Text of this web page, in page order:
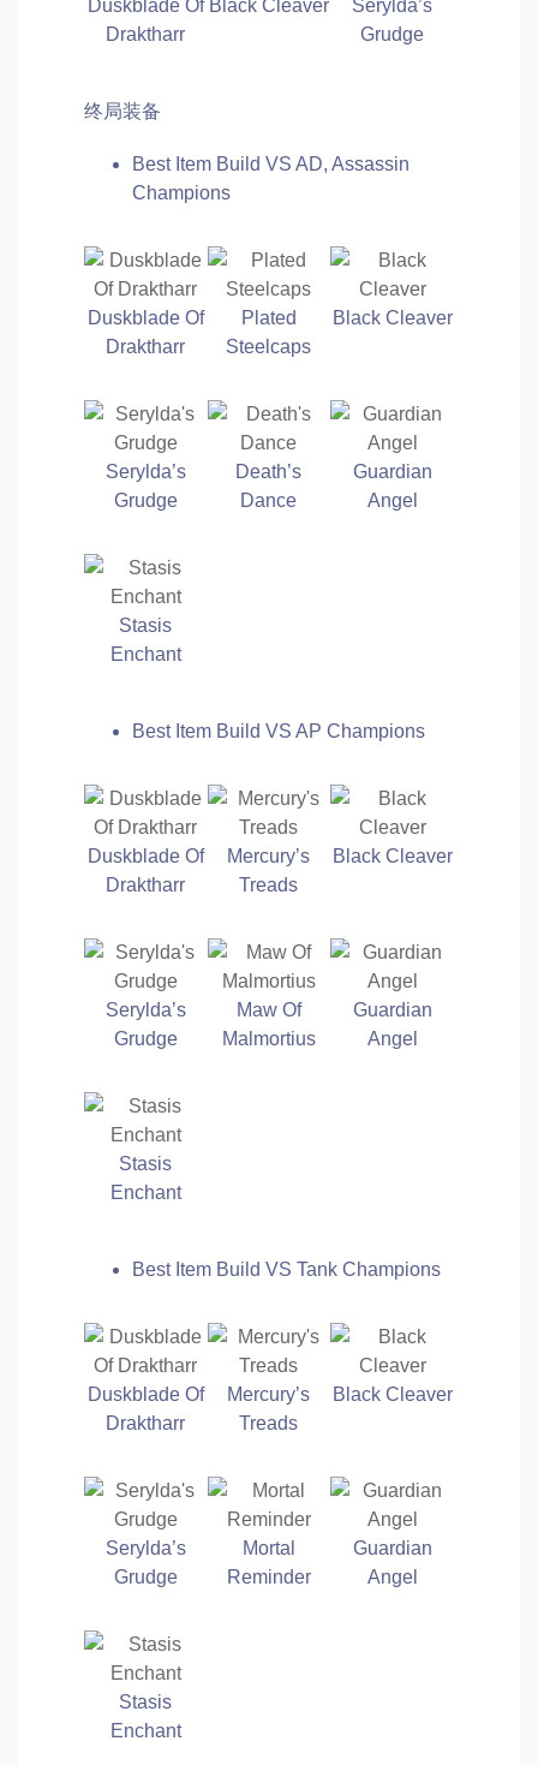
Duskblade Of
Draktharr
Black Cleaver
Serylda’s
Grudge
终局装备
Best Item Build VS AD, Assassin
Champions
Duskblade Of
Draktharr
Plated
Steelcaps
Black Cleaver
Serylda’s
Grudge
Death’s
Dance
Guardian
Angel
Stasis
Enchant
Best Item Build VS AP Champions
Duskblade Of
Draktharr
Mercury’s
Treads
Black Cleaver
Serylda’s
Grudge
Maw Of
Malmortius
Guardian
Angel
Stasis
Enchant
Best Item Build VS Tank Champions
Duskblade Of
Draktharr
Mercury’s
Treads
Black Cleaver
Serylda’s
Grudge
Mortal
Reminder
Guardian
Angel
Stasis
Enchant